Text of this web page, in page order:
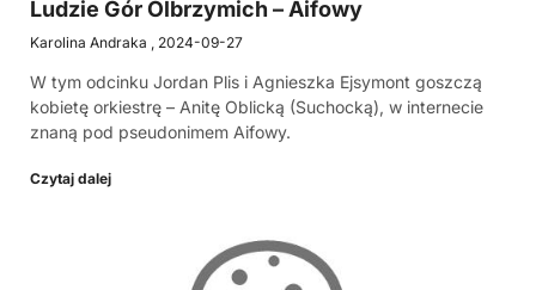
Ludzie Gór Olbrzymich – Aifowy
Karolina Andraka 2024-09-27
W tym odcinku Jordan Plis i Agnieszka Ejsymont goszczą
kobietę orkiestrę – Anitę Oblicką (Suchocką), w internecie
znaną pod pseudonimem Aifowy.
Czytaj dalej